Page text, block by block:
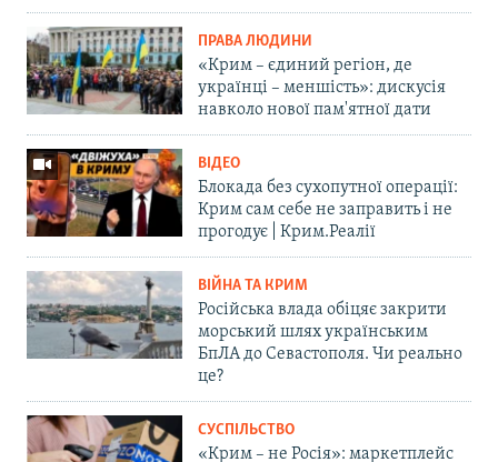
ПРАВА ЛЮДИНИ
«Крим – єдиний регіон, де
українці – меншість»: дискусія
навколо нової пам'ятної дати
ВІДЕО
Блокада без сухопутної операції:
Крим сам себе не заправить і не
прогодує | Крим.Реалії
ВІЙНА ТА КРИМ
Російська влада обіцяє закрити
морський шлях українським
БпЛА до Севастополя. Чи реально
це?
СУСПІЛЬСТВО
«Крим – не Росія»: маркетплейс